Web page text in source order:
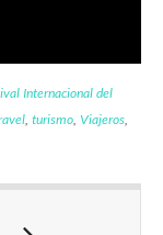
Internacional del
turismo, Viajeros,